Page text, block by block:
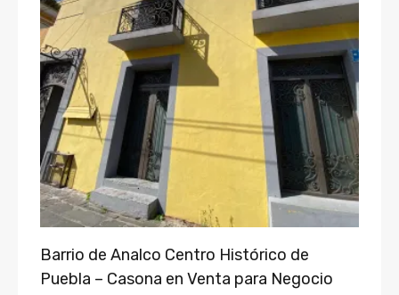
Barrio de Analco Centro Histórico de
Puebla – Casona en Venta para Negocio